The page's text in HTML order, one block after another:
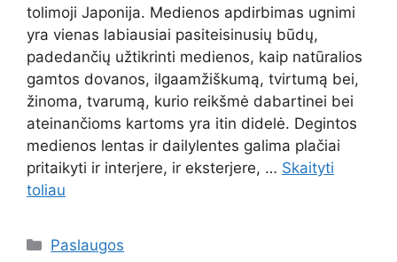
tolimoji Japonija. Medienos apdirbimas ugnimi
yra vienas labiausiai pasiteisinusių būdų,
padedančių užtikrinti medienos, kaip natūralios
gamtos dovanos, ilgaamžiškumą, tvirtumą bei,
žinoma, tvarumą, kurio reikšmė dabartinei bei
ateinančioms kartoms yra itin didelė. Degintos
medienos lentas ir dailylentes galima plačiai
pritaikyti ir interjere, ir eksterjere, … Skaityti
toliau
Kategorijos
Paslaugos